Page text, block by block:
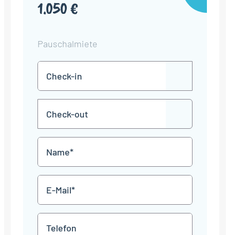
1.050 €
Pauschalmiete
in
TT
Punkt
MM
JJJJ
TT
Punkt
MM
JJJJ
Mail
*